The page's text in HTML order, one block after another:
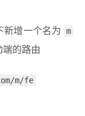
新增一个名为
m
端的路由
m/fe